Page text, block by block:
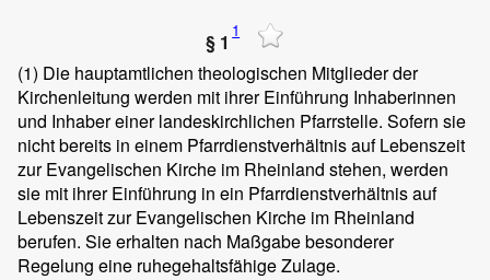
§ 1 1
(1) Die hauptamtlichen theologischen Mitglieder der
Kirchenleitung werden mit ihrer Einführung Inhaberinnen
und Inhaber einer landeskirchlichen Pfarrstelle. Sofern sie
nicht bereits in einem Pfarrdienstverhältnis auf Lebenszeit
zur Evangelischen Kirche im Rheinland stehen, werden
sie mit ihrer Einführung in ein Pfarrdienstverhältnis auf
Lebenszeit zur Evangelischen Kirche im Rheinland
berufen. Sie erhalten nach Maßgabe besonderer
Regelung eine ruhegehaltsfähige Zulage.